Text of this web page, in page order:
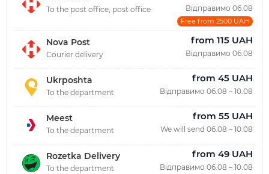
To the post office, post office Відправимо 06.08
Free from 2500 UAH
Nova Post
Courier delivery
from 115 UAH
Відправимо 06.08
Ukrposhta
To the department
from 45 UAH
Відправимо 06.08 – 10.08
Meest
To the department
from 55 UAH
We will send 06.08 – 10.08
Rozetka Delivery
To the department
from 49 UAH
Відправимо 06.08 – 10.08